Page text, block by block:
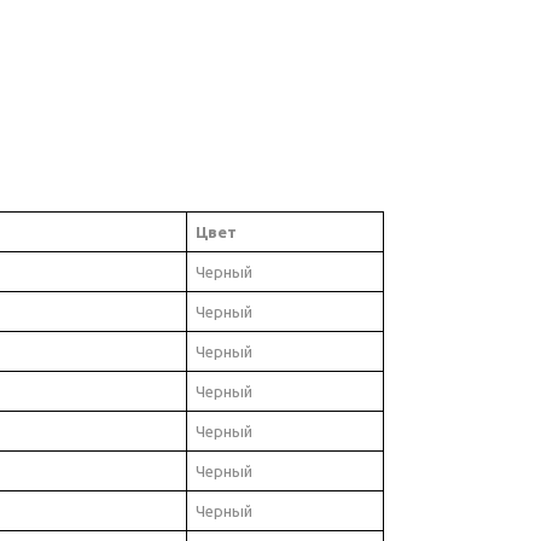
Цвет
Черный
Черный
Черный
Черный
Черный
Черный
Черный